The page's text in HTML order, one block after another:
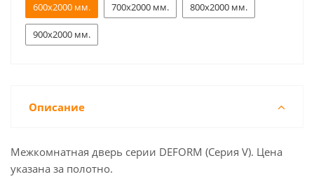
600x2000 мм.
700x2000 мм. 800x2000 мм.
900x2000 мм.
Описание
Межкомнатная дверь серии DEFORM (Серия V). Цена
указана за полотно.